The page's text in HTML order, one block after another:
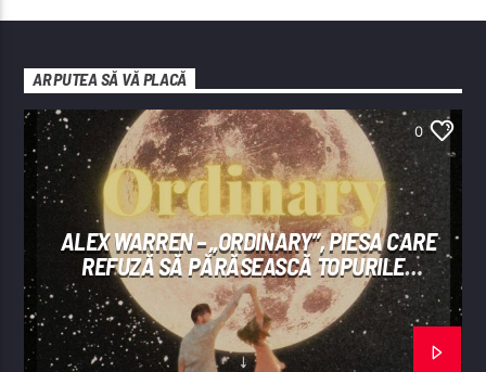
AR PUTEA SĂ VĂ PLACĂ
0
ALEX WARREN – „ORDINARY”, PIESA CARE
REFUZĂ SĂ PĂRĂSEASCĂ TOPURILE
INTERNAȚIONALE